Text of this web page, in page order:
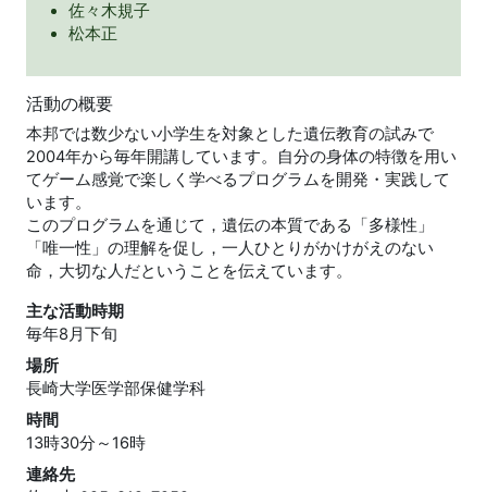
佐々木規子
松本正
活動の概要
本邦では数少ない小学生を対象とした遺伝教育の試みで
2004年から毎年開講しています。自分の身体の特徴を用い
てゲーム感覚で楽しく学べるプログラムを開発・実践して
います。
このプログラムを通じて，遺伝の本質である「多様性」
「唯一性」の理解を促し，一人ひとりがかけがえのない
命，大切な人だということを伝えています。
主な活動時期
毎年8月下旬
場所
長崎大学医学部保健学科
時間
13時30分～16時
連絡先